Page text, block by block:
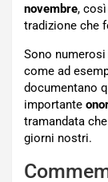
novembre,
tradizione che
Sono
come ad
documentano
importante
tramandata
giorni nostri.